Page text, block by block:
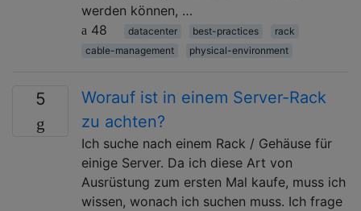
werden können, …
48
datacenter best-practices
rack
cable-management
physical-environment
5
Worauf ist in einem Server-Rack
zu achten?
Ich suche nach einem Rack / Gehäuse für
einige Server. Da ich diese Art von
Ausrüstung zum ersten Mal kaufe, muss ich
wissen, wonach ich suchen muss. Ich frage